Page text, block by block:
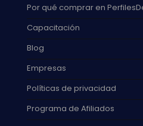
Por qué comprar en
Capacitación
Blog
Empresas
Políticas de privacidad
Programa de Afiliados